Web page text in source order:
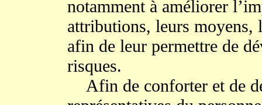
notamment à améliorer
attributions, leurs moyens,
afin de leur permettre de
risques.
Afin de conforter et de